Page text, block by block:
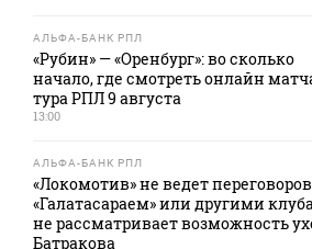
АЛЬФА-БАНК РПЛ
«Рубин» — «Оренбург»: во сколько
начало, где смотреть онлайн
тура РПЛ 9 августа
13:00
АЛЬФА-БАНК РПЛ
«Локомотив» не ведет
«Галатасараем» или другими
не рассматривает возможность
Батракова